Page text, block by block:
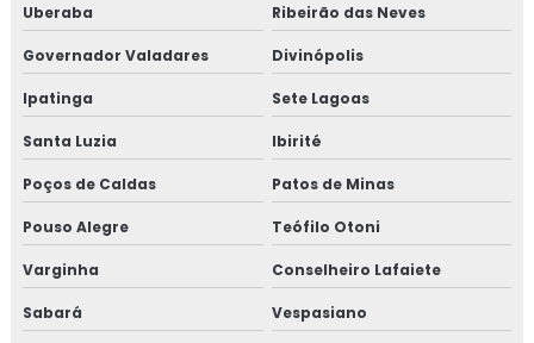
Consultoria em registro na anvisa
Consultoria em registro de produtos na anvisa
Consultoria em resolução de não conformidades da
auditoria
Consultoria em revisão norma FSSC 22000
Consultoria em revisão plano HACCP
Consultoria em rotulagem de alimentos
Uberaba Ribeirão das Neves
Governador Valadares Divinópolis
Ipatinga Sete Lagoas
Santa Luzia Ibirité
Poços de Caldas Patos de Minas
Pouso Alegre Teófilo Otoni
Varginha Conselheiro Lafaiete
Sabará Vespasiano